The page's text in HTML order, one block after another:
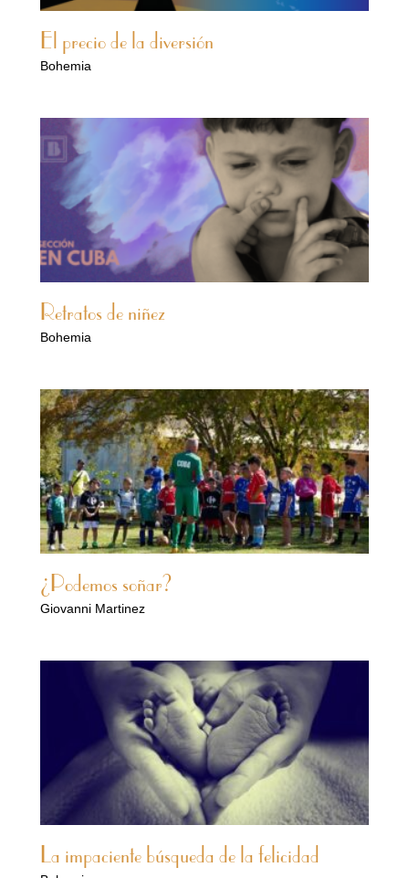
El precio de la diversión
Bohemia
Retratos de niñez
Bohemia
¿Podemos soñar?
Giovanni Martinez
La impaciente búsqueda de la felicidad